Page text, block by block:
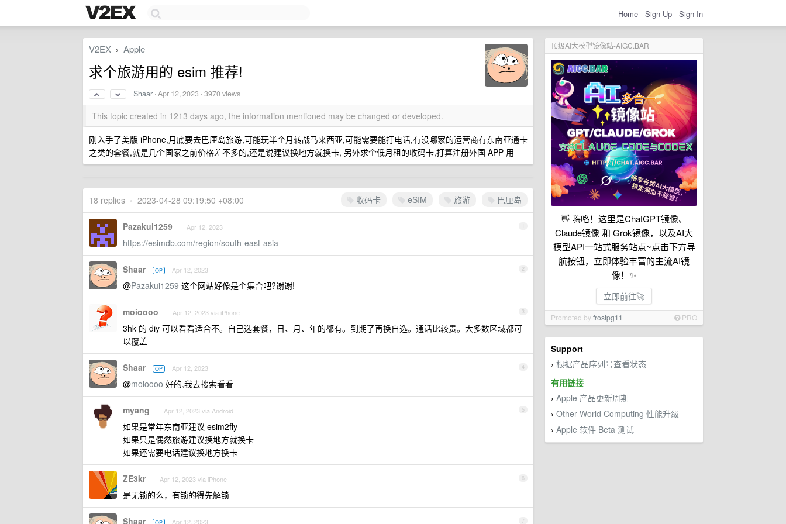
Home Sign Up Sign In
顶级AI大模型镜像站-AIGC.BAR
👋 嗨咯！这里是ChatGPT镜像、
Claude镜像 和 Grok镜像，以及AI大
模型API一站式服务站点~点击下方导
航按钮，立即体验丰富的主流AI镜
像！✨
立即前往🚀
Promoted byfrostpg11 PRO
Support
› 根据产品序列号查看状态
有用链接
› Apple 产品更新周期
› Other World Computing 性能升级
› Apple 软件 Beta 测试
V2EX › Apple
求个旅游用的 esim 推荐!
Shaar ·Apr 12, 2023 · 3970 views
This topic created in 1213 days ago, the information mentioned may be changed or developed.
刚入手了美版 iPhone,月底要去巴厘岛旅游,可能玩半个月转战马来西亚,可能需要能打电话,有没哪家的运营商有东南亚通卡
之类的套餐,就是几个国家之前价格差不多的,还是说建议换地方就换卡, 另外求个低月租的收码卡,打算注册外国 APP 用
收码卡 eSIM 旅游 巴厘岛
18 replies • 2023-04-28 09:19:50 +08:00
1
Pazakui1259 Apr 12, 2023
https://esimdb.com/region/south-east-asia
2
Shaar OP Apr 12, 2023
@Pazakui1259 这个网站好像是个集合吧?谢谢!
3
moioooo Apr 12, 2023 via iPhone
3hk 的 diy 可以看看适合不。自己选套餐，日、月、年的都有。到期了再换自选。通话比较贵。大多数区域都可
以覆盖
4
Shaar OP Apr 12, 2023
@moioooo 好的,我去搜索看看
5
myang Apr 12, 2023 via Android
如果是常年东南亚建议 esim2fly
如果只是偶然旅游建议换地方就换卡
如果还需要电话建议换地方换卡
6
ZE3kr Apr 12, 2023 via iPhone
是无锁的么，有锁的得先解锁
7
Shaar Apr 12, 2023